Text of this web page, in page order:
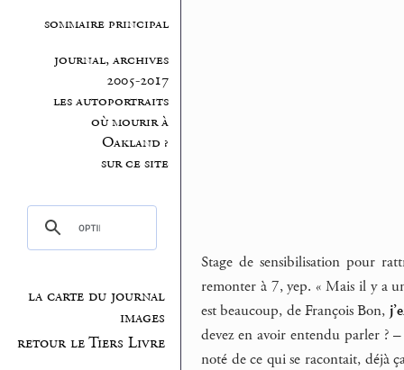
sommaire principal
journal, archives
2005-2017
les autoportraits
où mourir à
Oakland ?
sur ce site
la carte du journal
images
retour le Tiers Livre
Stage de sensibilisation pour
remonter à 7, yep. « Mais il y a
est beaucoup, de François Bon,
devez en avoir entendu parler ?
noté de ce qui se racontait, déjà